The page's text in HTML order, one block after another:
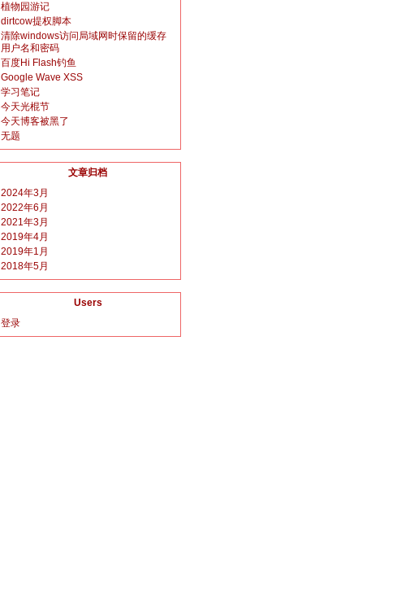
植物园游记
dirtcow提权脚本
清除windows访问局域网时保留的缓存
用户名和密码
百度Hi Flash钓鱼
Google Wave XSS
学习笔记
今天光棍节
今天博客被黑了
无题
文章归档
2024年3月
2022年6月
2021年3月
2019年4月
2019年1月
2018年5月
Users
登录